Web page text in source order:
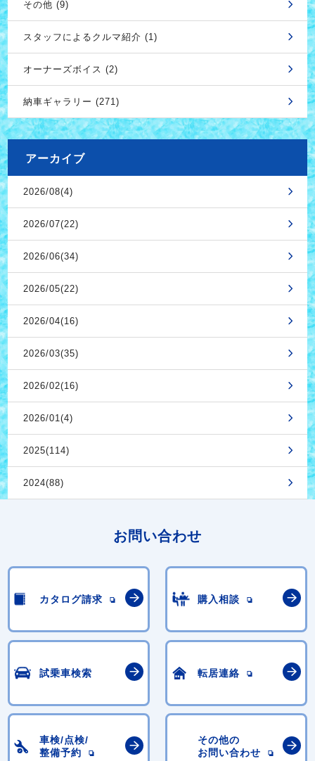
その他 (9)
スタッフによるクルマ紹介 (1)
オーナーズボイス (2)
納車ギャラリー (271)
アーカイブ
2026/08(4)
2026/07(22)
2026/06(34)
2026/05(22)
2026/04(16)
2026/03(35)
2026/02(16)
2026/01(4)
2025(114)
2024(88)
お問い合わせ
カタログ請求 購入相談
試乗車検索 転居連絡
車検/点検/
整備予約
その他の
お問い合わせ